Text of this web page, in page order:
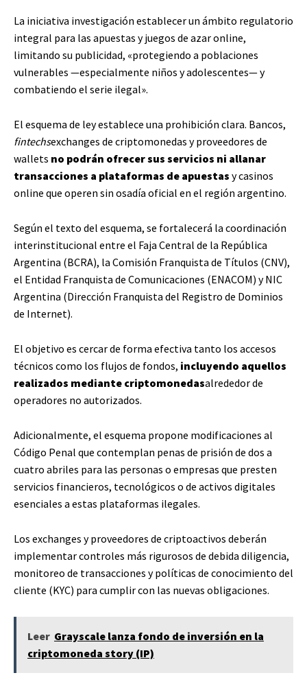
La iniciativa investigación establecer un ámbito regulatorio
integral para las apuestas y juegos de azar online,
limitando su publicidad, «protegiendo a poblaciones
vulnerables —especialmente niños y adolescentes— y
combatiendo el serie ilegal».
El esquema de ley establece una prohibición clara. Bancos,
fintechsexchanges de criptomonedas y proveedores de
wallets no podrán ofrecer sus servicios ni allanar
transacciones a plataformas de apuestas y casinos
online que operen sin osadía oficial en el región argentino.
Según el texto del esquema, se fortalecerá la coordinación
interinstitucional entre el Faja Central de la República
Argentina (BCRA), la Comisión Franquista de Títulos (CNV),
el Entidad Franquista de Comunicaciones (ENACOM) y NIC
Argentina (Dirección Franquista del Registro de Dominios
de Internet).
El objetivo es cercar de forma efectiva tanto los accesos
técnicos como los flujos de fondos, incluyendo aquellos
realizados mediante criptomonedasalrededor de
operadores no autorizados.
Adicionalmente, el esquema propone modificaciones al
Código Penal que contemplan penas de prisión de dos a
cuatro abriles para las personas o empresas que presten
servicios financieros, tecnológicos o de activos digitales
esenciales a estas plataformas ilegales.
Los exchanges y proveedores de criptoactivos deberán
implementar controles más rigurosos de debida diligencia,
monitoreo de transacciones y políticas de conocimiento del
cliente (KYC) para cumplir con las nuevas obligaciones.
Leer Grayscale lanza fondo de inversión en la
criptomoneda story (IP)